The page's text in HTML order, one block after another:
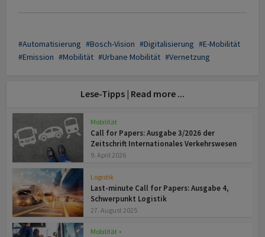
Automatisierung Bosch-Vision Digitalisierung
E-Mobilität
Emission
Mobilität Urbane Mobilität Vernetzung
Lese-Tipps | Read more ...
Mobilität
Call for Papers: Ausgabe 3/2026 der
Zeitschrift Internationales Verkehrswesen
9. April 2026
Logistik
Last-minute Call for Papers: Ausgabe 4,
Schwerpunkt Logistik
27. August 2025
Mobilität •